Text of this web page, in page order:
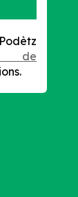
Podètz
de